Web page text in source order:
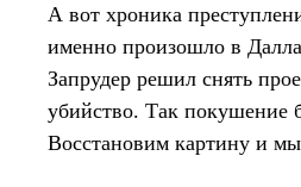
А вот хроника
именно произошло в
Запрудер решил снять
убийство. Так покушение
Восстановим картину и